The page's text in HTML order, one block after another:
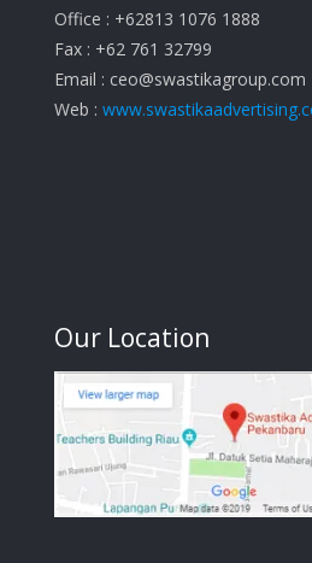
Office : +62813 1076 1888
Fax : +62 761 32799
Email : ceo@swastikagroup.com
Web :
Our Location